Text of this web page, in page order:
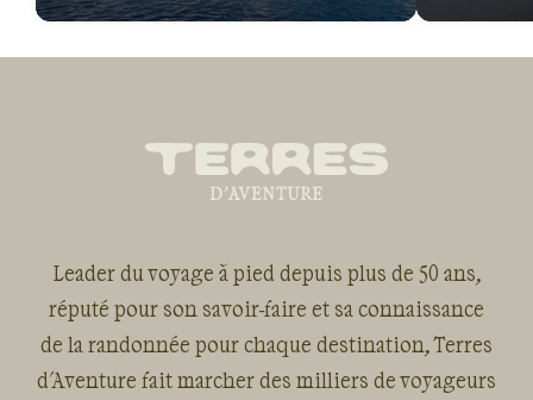
Leader du voyage à pied depuis plus de 50 ans,
réputé pour son savoir-faire et sa connaissance
de la randonnée pour chaque destination, Terres
d'Aventure fait marcher des milliers de voyageurs